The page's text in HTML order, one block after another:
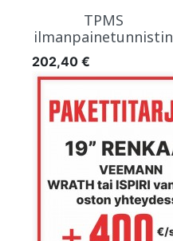
TPMS
ilmanpainetunnistin
Hinta
202,40 €